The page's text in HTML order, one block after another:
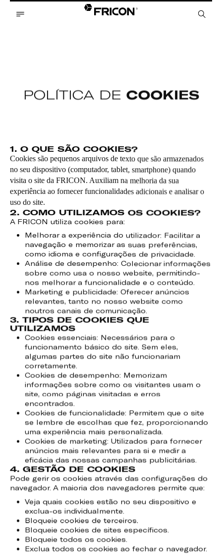
POLÍTICA DE COOKIES
1. O QUE SÃO COOKIES?
Cookies são pequenos arquivos de texto que são armazenados
no seu dispositivo (computador, tablet, smartphone) quando
visita o site da FRICON. Auxiliam na melhoria da sua
experiência ao fornecer funcionalidades adicionais e analisar o
uso do site.
2. COMO UTILIZAMOS OS COOKIES?
A FRICON utiliza cookies para:
Melhorar a experiência do utilizador: Facilitar a
navegação e memorizar as suas preferências,
como idioma e configurações de privacidade.
Análise de desempenho: Colecionar informações
sobre como usa o nosso website, permitindo-
nos melhorar a funcionalidade e o conteúdo.
Marketing e publicidade: Oferecer anúncios
relevantes, tanto no nosso website como
noutros canais de comunicação.
3. TIPOS DE COOKIES QUE
UTILIZAMOS
Cookies essenciais: Necessários para o
funcionamento básico do site. Sem eles,
algumas partes do site não funcionariam
corretamente.
Cookies de desempenho: Memorizam
informações sobre como os visitantes usam o
site, como páginas visitadas e erros
encontrados.
Cookies de funcionalidade: Permitem que o site
se lembre de escolhas que fez, proporcionando
uma experiência mais personalizada.
Cookies de marketing: Utilizados para fornecer
anúncios mais relevantes para si e medir a
eficácia das nossas campanhas publicitárias.
4. GESTÃO DE COOKIES
Pode gerir os cookies através das configurações do
navegador. A maioria dos navegadores permite que:
Veja quais cookies estão no seu dispositivo e
exclua-os individualmente.
Bloqueie cookies de terceiros.
Bloqueie cookies de sites específicos.
Bloqueie todos os cookies.
Exclua todos os cookies ao fechar o navegador.